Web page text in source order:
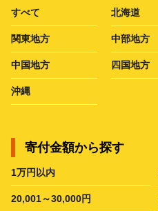
すべて 北海道
関東地方 中部地方
中国地方 四国地方
沖縄
寄付金額から探す
1万円以内
20,001～30,000円